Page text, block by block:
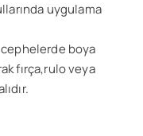
uygulama
cephelerde boya
fırça,rulo veya